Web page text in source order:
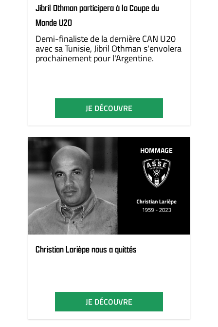
Jibril Othman participera à la Coupe du
Monde U20
Demi-finaliste de la dernière CAN U20
avec sa Tunisie, Jibril Othman s'envolera
prochainement pour l'Argentine.
JE DÉCOUVRE
HOMMAGE
Christian Larièpe nous a quittés
JE DÉCOUVRE